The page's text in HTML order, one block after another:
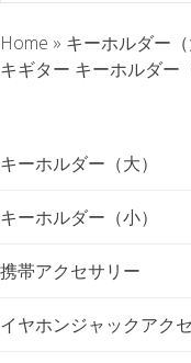
ト
ナ
ゲ
ー
シ
ョ
Home » キーホルダー（
キギター キーホルダー
キーホルダー（大）
キーホルダー（小）
携帯アクセサリー
イヤホンジャックアク